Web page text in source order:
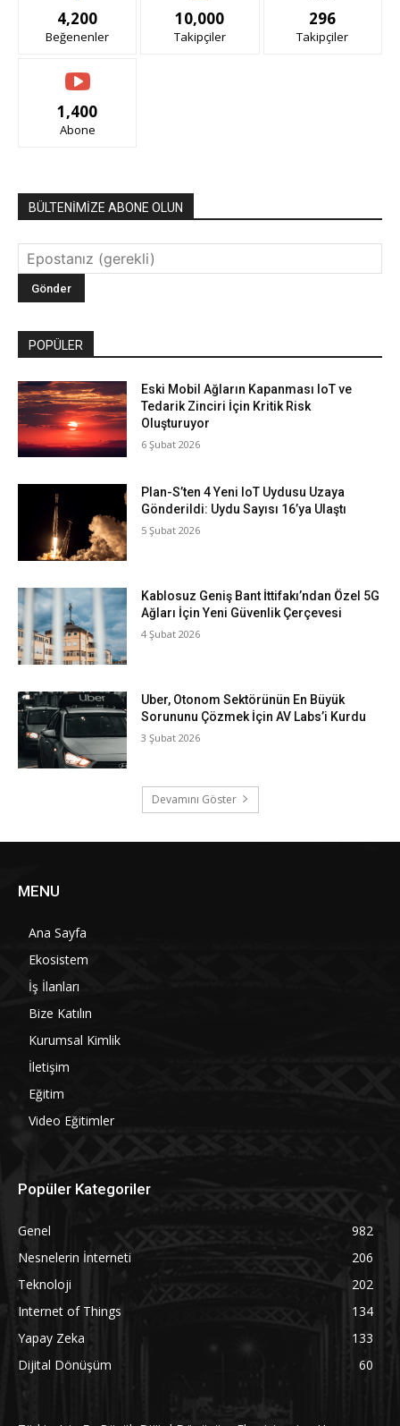
4,200
Beğenenler
10,000
Takipçiler
296
Takipçiler
1,400
Abone
BÜLTENİMİZE ABONE OLUN
POPÜLER
Eski Mobil Ağların Kapanması IoT ve
Tedarik Zinciri İçin Kritik Risk
Oluşturuyor
6 Şubat 2026
Plan-S’ten 4 Yeni IoT Uydusu Uzaya
Gönderildi: Uydu Sayısı 16’ya Ulaştı
5 Şubat 2026
Kablosuz Geniş Bant İttifakı’ndan Özel 5G
Ağları İçin Yeni Güvenlik Çerçevesi
4 Şubat 2026
Uber, Otonom Sektörünün En Büyük
Sorununu Çözmek İçin AV Labs’i Kurdu
3 Şubat 2026
Devamını Göster
MENU
Ana Sayfa
Ekosistem
İş İlanları
Bize Katılın
Kurumsal Kimlik
İletişim
Eğitim
Video Eğitimler
Popüler Kategoriler
Genel
982
Nesnelerin İnterneti
206
Teknoloji
202
Internet of Things
134
Yapay Zeka
133
Dijital Dönüşüm
60